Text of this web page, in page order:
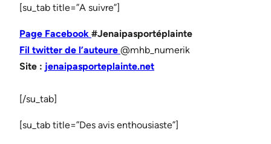
[su_tab title=”A suivre”]
Page Facebook #Jenaipasportéplainte
Fil twitter de l’auteure @mhb_numerik
Site : jenaipasporteplainte.net
[/su_tab]
[su_tab title=”Des avis enthousiaste”]